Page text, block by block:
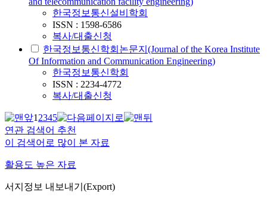
한국정보통신설비학회
ISSN : 1598-6586
복사/대출신청
한국정보통신학회논문지(Journal of the Korea Institute
Of Information and Communication Engineering)
한국정보통신학회
ISSN : 2234-4772
복사/대출신청
12345
연관 검색어 추천
이 검색어로 많이 본 자료
활용도 높은 자료
서지정보 내보내기(Export)